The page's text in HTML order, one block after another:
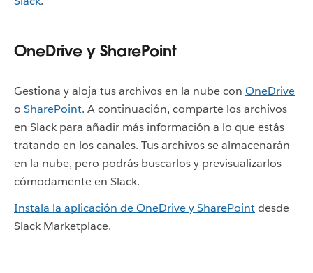
OneDrive y SharePoint
Gestiona y aloja tus archivos en la nube con OneDrive
o SharePoint. A continuación, comparte los archivos
en Slack para añadir más información a lo que estás
tratando en los canales. Tus archivos se almacenarán
en la nube, pero podrás buscarlos y previsualizarlos
cómodamente en Slack.
Instala la aplicación de OneDrive y SharePointdesde
Slack Marketplace.